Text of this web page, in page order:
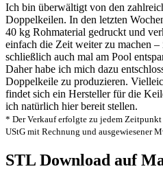
Ich bin überwältigt von den
Doppelkeilen. In den letzten
40 kg Rohmaterial gedruckt und
einfach die Zeit weiter zu machen –
schließlich auch mal am Pool
Daher habe ich mich dazu
Doppelkeile zu produzieren.
findet sich ein Hersteller für die
ich natürlich hier bereit stellen.
* Der Verkauf erfolgte zu jedem
UStG mit Rechnung und ausgewiesener
STL Download auf